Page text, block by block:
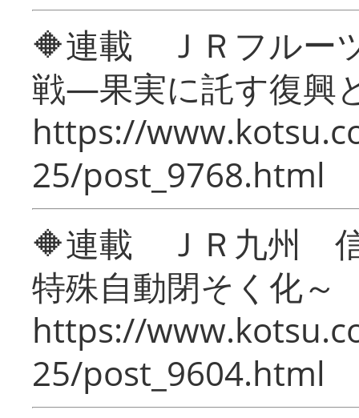
🔶連載 ＪＲフルー
戦―果実に託す復興
https://
25/post_9768.html
🔶連載 ＪＲ九州 信
特殊自動閉そく化～
https://
25/post_9604.html